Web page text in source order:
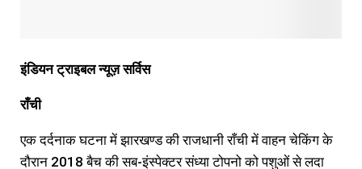
इंडियन ट्राइबल न्यूज़ सर्विस
राँची
एक दर्दनाक घटना में झारखण्ड की राजधानी राँची में वाहन चेकिंग के
दौरान 2018 बैच की सब-इंस्पेक्टर संध्या टोपनो को पशुओं से लदा